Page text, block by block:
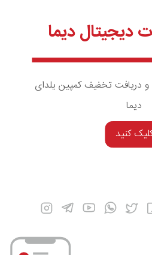
دیجیتال دیما
و دریافت تخفیف کمپین یلدای
دیما
کنید